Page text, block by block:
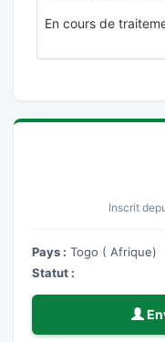
En cours de
Inscrit
Pays : Togo ( Afrique)
Statut :